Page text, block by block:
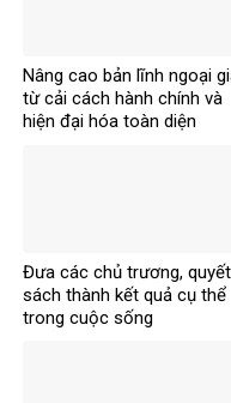
Nâng cao bản lĩnh ngoại
từ cải cách hành chính và
hiện đại hóa toàn diện
Đưa các chủ trương, quyết
sách thành kết quả cụ thể
trong cuộc sống